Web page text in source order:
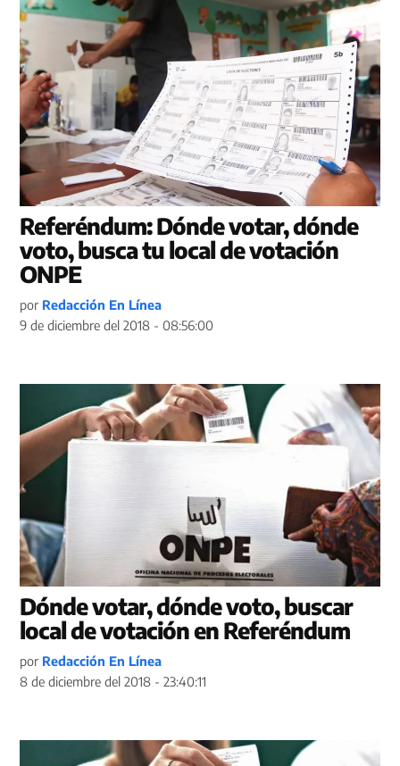
Referéndum: Dónde votar, dónde
voto, busca tu local de votación
ONPE
por Redacción En Línea
9 de diciembre del 2018 - 08:56:00
Dónde votar, dónde voto, buscar
local de votación en Referéndum
por Redacción En Línea
8 de diciembre del 2018 - 23:40:11